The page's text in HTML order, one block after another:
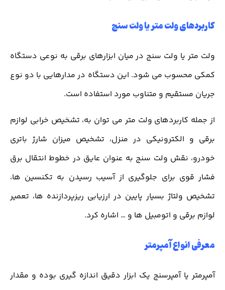
کاربردهای ولت متر یا ولت سنج
ولت متر یا ولت سنج در میان ابزارهای برقی به نوعی دستگاه
کمکی محسوب می شود. این دستگاه در مدارهایی با دو نوع
جریان مستقیم و متناوب مورد استفاده است.
از جمله کاربردهای ولت متر می توان به، تشخیص خرابی لوازم
برقی و الکترونیکی در منزل، تشخیص میزان شارژ باتری
خودرو، نقش ولت سنج به عنوان عایق در خطوط انتقال برق
فشار قوی برای جلوگیری از آسیب رسیدن به تکنسین ها،
تشخیص ولتاژ بسیار پایین در ارزیابی ریزپردازنده ها، تعمیر
لوازم برقی و اتومبیل ها و … اشاره کرد.
معرفی انواع آمپرمتر
آمپرمتر یا آمپرسنج یک ابزار دقیق اندازه گیری بوده و مقدار